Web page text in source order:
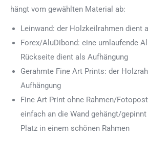
hängt vom gewählten Material ab:
Leinwand: der Holzkeilrahmen dient
Forex/AluDibond: eine umlaufende
Rückseite dient als Aufhängung
Gerahmte Fine Art Prints: der
Aufhängung
Fine Art Print ohne Rahmen/
einfach an die Wand gehängt/
Platz in einem schönen Rahmen